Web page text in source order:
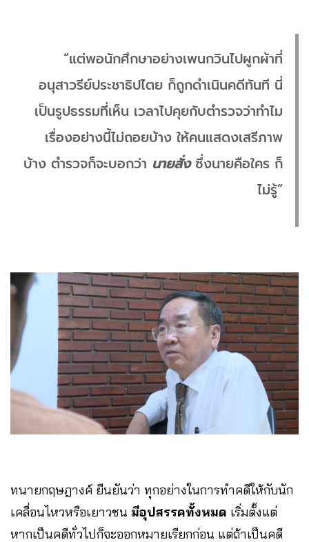
“แต่พอนักศึกษาอย่างเพนกวินไปผูกผ้าที่
อนุสาวรีย์ประชาธิปไตย ก็ถูกดำเนินคดีทันที นี่
เป็นรูปธรรมที่เห็น เวลาไปคุยกับตำรวจว่าทำไม
เรื่องอย่างนี้ไม่ถอยบ้าง ให้คนแสดงเสรีภาพ
บ้าง ตำรวจก็จะบอกว่า นายสั่งซึ่งนายคือใคร ก็
ไม่รู้”
ทนายกฤษฎางค์ ยืนยันว่า ทุกอย่างในการทำคดีให้กับนัก
เคลื่อนไหวหรือเยาวชน มีอุปสรรคทั้งหมด เริ่มตั้งแต่
หากเป็นคดีทั่วไปก็จะออกหมายเรียกก่อน แต่ถ้าเป็นคดี